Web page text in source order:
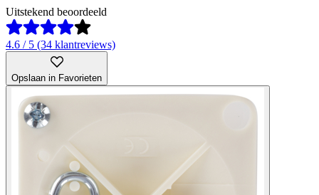
Uitstekend beoordeeld
4.6 / 5 (34 klantreviews)
Opslaan in Favorieten